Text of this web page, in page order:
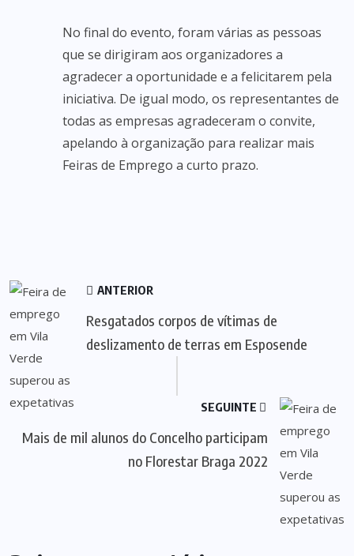
No final do evento, foram várias as pessoas
que se dirigiram aos organizadores a
agradecer a oportunidade e a felicitarem pela
iniciativa. De igual modo, os representantes de
todas as empresas agradeceram o convite,
apelando à organização para realizar mais
Feiras de Emprego a curto prazo.
ANTERIOR
Resgatados corpos de vítimas de
deslizamento de terras em Esposende
SEGUINTE
Mais de mil alunos do Concelho participam
no Florestar Braga 2022